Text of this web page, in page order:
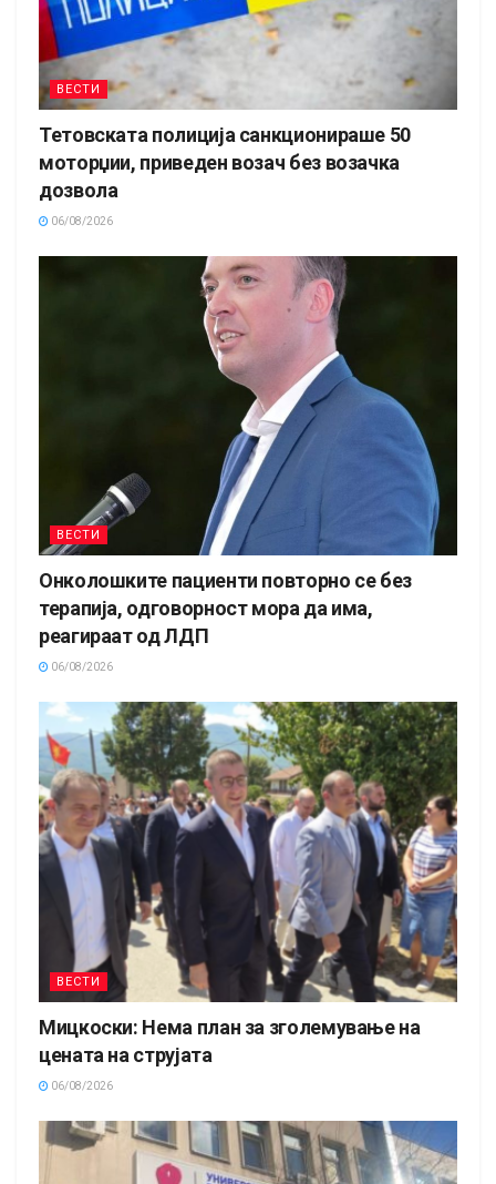
ВЕСТИ
Тетовската полиција санкционираше 50
моторџии, приведен возач без возачка
дозвола
06/08/2026
ВЕСТИ
Онколошките пациенти повторно се без
терапија, одговорност мора да има,
реагираат од ЛДП
06/08/2026
ВЕСТИ
Мицкоски: Нема план за зголемување на
цената на струјата
06/08/2026